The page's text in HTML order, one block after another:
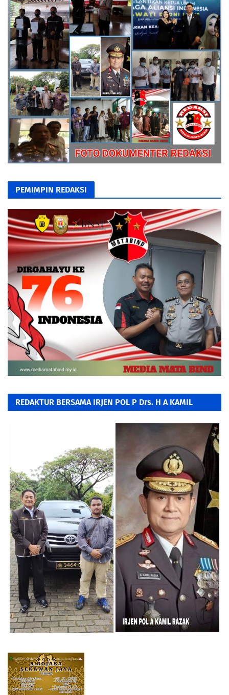
PEMIMPIN REDAKSI
REDAKTUR BERSAMA IRJEN POL P Drs. H A KAMIL